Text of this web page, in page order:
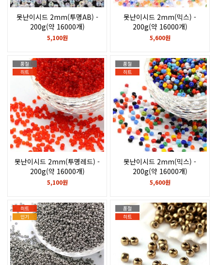
못난이시드 2mm(투명AB) -
200g(약 16000개)
5,100원
못난이시드 2mm(믹스) -
200g(약 16000개)
5,600원
품절
히트
못난이시드 2mm(투명레드) -
200g(약 16000개)
5,100원
품절
히트
못난이시드 2mm(믹스) -
200g(약 16000개)
5,600원
히트
인기
품절
히트